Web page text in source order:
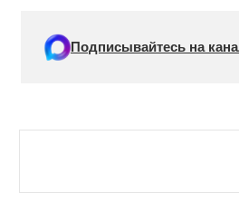
Подписывайтесь на